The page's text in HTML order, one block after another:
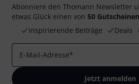
Abonniere den Thomann Newsletter
etwas Glück einen von 50 Gutscheinen
Inspirierende Beiträge
Deals
E-Mail-Adresse*
Jetzt anmelden